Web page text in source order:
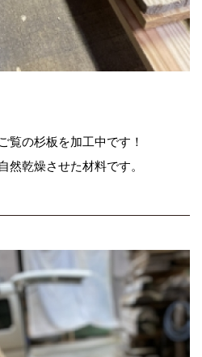
覧の杉板を加工中です！
然乾燥させた材料です。